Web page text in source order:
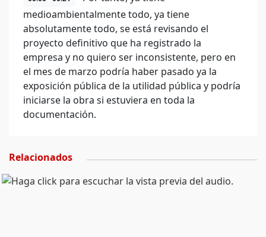
medioambientalmente todo, ya tiene
absolutamente todo, se está revisando el
proyecto definitivo que ha registrado la
empresa y no quiero ser inconsistente, pero en
el mes de marzo podría haber pasado ya la
exposición pública de la utilidad pública y podría
iniciarse la obra si estuviera en toda la
documentación.
Relacionados